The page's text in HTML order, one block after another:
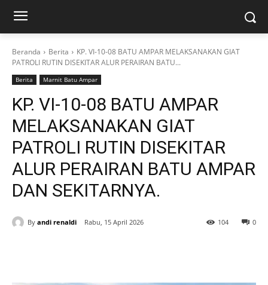
Beranda Berita
KP. VI-10-08 BATU AMPAR MELAKSANAKAN GIAT
PATROLI RUTIN DISEKITAR ALUR PERAIRAN BATU...
Berita Marnit Batu Ampar
KP. VI-10-08 BATU AMPAR
MELAKSANAKAN GIAT
PATROLI RUTIN DISEKITAR
ALUR PERAIRAN BATU AMPAR
DAN SEKITARNYA.
By andi renaldi Rabu, 15 April 2026 0
104